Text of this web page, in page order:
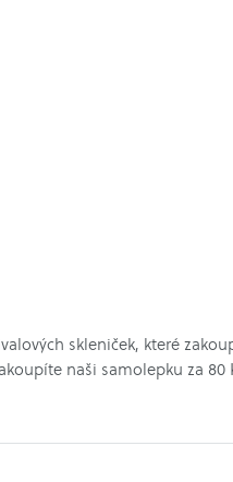
skleniček, které
naši samolepku za 80